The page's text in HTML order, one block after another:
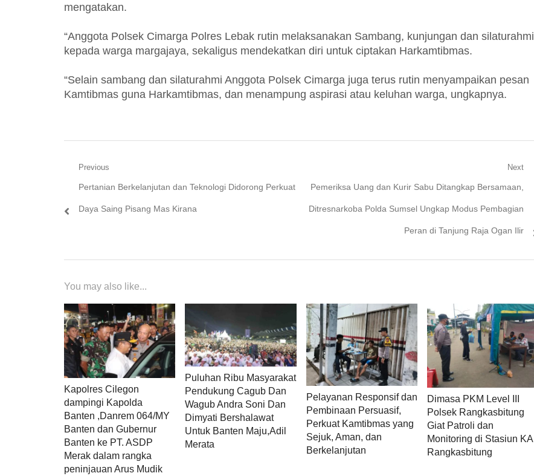
mengatakan.
“Anggota Polsek Cimarga Polres Lebak rutin melaksanakan Sambang, kunjungan dan silaturahmi
kepada warga margajaya, sekaligus mendekatkan diri untuk ciptakan Harkamtibmas.
“Selain sambang dan silaturahmi Anggota Polsek Cimarga juga terus rutin menyampaikan pesan
Kamtibmas guna Harkamtibmas, dan menampung aspirasi atau keluhan warga, ungkapnya.
Navigasi
pos
Previous
Previous
post:
Pertanian Berkelanjutan dan Teknologi Didorong Perkuat
Daya Saing Pisang Mas Kirana
Next
Next
post:
Pemeriksa Uang dan Kurir Sabu Ditangkap Bersamaan,
Ditresnarkoba Polda Sumsel Ungkap Modus Pembagian
Peran di Tanjung Raja Ogan Ilir
You may also like...
Kapolres Cilegon
dampingi Kapolda
Banten ,Danrem 064/MY
Banten dan Gubernur
Banten ke PT. ASDP
Merak dalam rangka
peninjauan Arus Mudik
Puluhan Ribu Masyarakat
Pendukung Cagub Dan
Wagub Andra Soni Dan
Dimyati Bershalawat
Untuk Banten Maju,Adil
Merata
Pelayanan Responsif dan
Pembinaan Persuasif,
Perkuat Kamtibmas yang
Sejuk, Aman, dan
Berkelanjutan
Dimasa PKM Level III
Polsek Rangkasbitung
Giat Patroli dan
Monitoring di Stasiun KA
Rangkasbitung